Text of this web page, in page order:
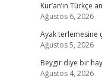
Kur’an’ın Türkçe
Ağustos 6, 2026
Ayak terlemesine
Ağustos 5, 2026
Beygir diye bir
Ağustos 4, 2026